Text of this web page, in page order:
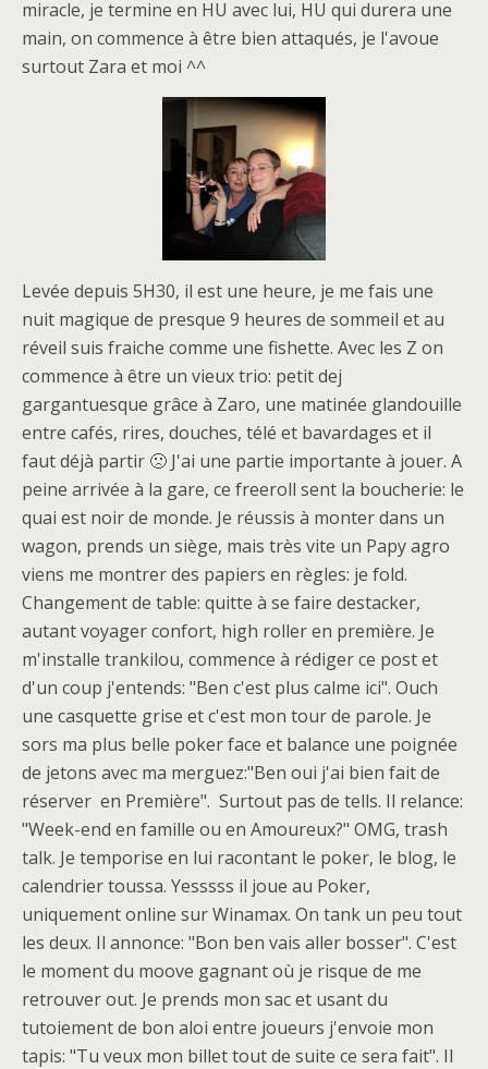
miracle, je termine en HU avec lui, HU qui durera une
main, on commence à être bien attaqués, je l'avoue
surtout Zara et moi ^^
Levée depuis 5H30, il est une heure, je me fais une
nuit magique de presque 9 heures de sommeil et au
réveil suis fraiche comme une fishette. Avec les Z on
commence à être un vieux trio: petit dej
gargantuesque grâce à Zaro, une matinée glandouille
entre cafés, rires, douches, télé et bavardages et il
faut déjà partir 🙁 J'ai une partie importante à jouer. A
peine arrivée à la gare, ce freeroll sent la boucherie: le
quai est noir de monde. Je réussis à monter dans un
wagon, prends un siège, mais très vite un Papy agro
viens me montrer des papiers en règles: je fold.
Changement de table: quitte à se faire destacker,
autant voyager confort, high roller en première. Je
m'installe trankilou, commence à rédiger ce post et
d'un coup j'entends: "Ben c'est plus calme ici". Ouch
une casquette grise et c'est mon tour de parole. Je
sors ma plus belle poker face et balance une poignée
de jetons avec ma merguez:"Ben oui j'ai bien fait de
réserver en Première". Surtout pas de tells. Il relance:
"Week-end en famille ou en Amoureux?" OMG, trash
talk. Je temporise en lui racontant le poker, le blog, le
calendrier toussa. Yesssss il joue au Poker,
uniquement online sur Winamax. On tank un peu tout
les deux. Il annonce: "Bon ben vais aller bosser". C'est
le moment du moove gagnant où je risque de me
retrouver out. Je prends mon sac et usant du
tutoiement de bon aloi entre joueurs j'envoie mon
tapis: "Tu veux mon billet tout de suite ce sera fait". Il